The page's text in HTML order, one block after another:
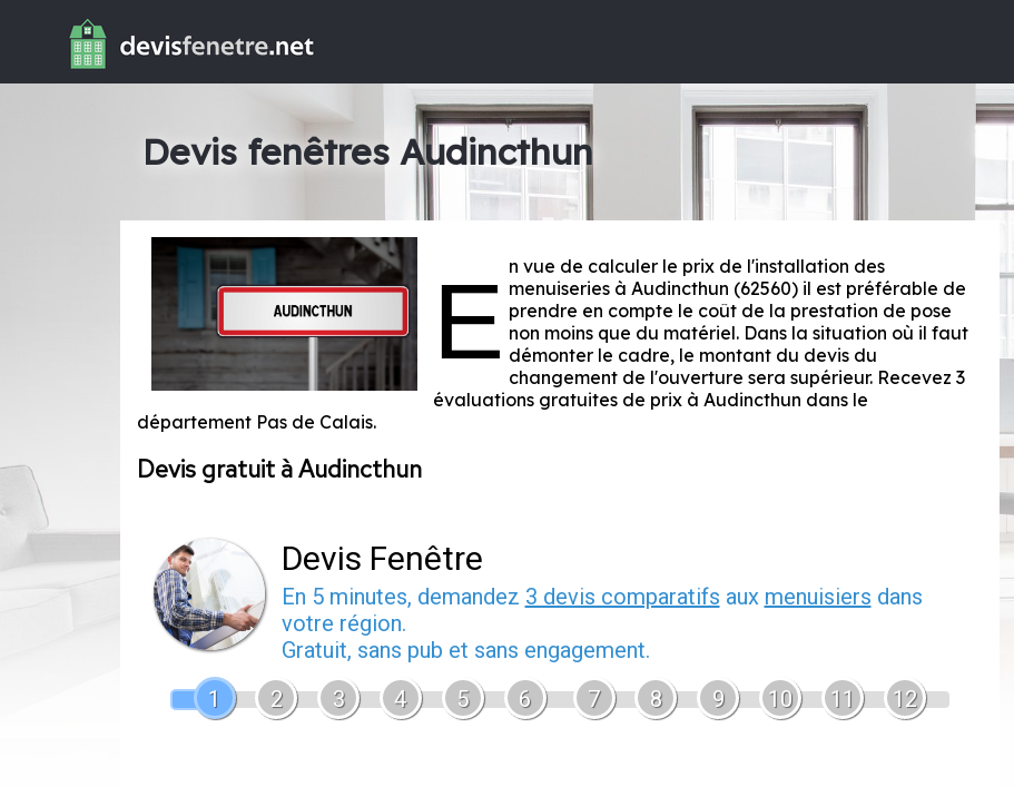
Devis fenêtres Audincthun
E n vue de calculer le prix de l'installation des
menuiseries à Audincthun (62560) il est préférable de
prendre en compte le coût de la prestation de pose
non moins que du matériel. Dans la situation où il faut
démonter le cadre, le montant du devis du
changement de l'ouverture sera supérieur. Recevez 3
évaluations gratuites de prix à Audincthun dans le
département Pas de Calais.
Devis gratuit à Audincthun
Devis Fenêtre
En 5 minutes, demandez 3 devis comparatifs aux menuisiers dans
votre région.
Gratuit, sans pub et sans engagement.
1
2 3 4 5 6 7 8 9 10 11 12